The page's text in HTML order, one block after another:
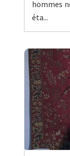
hommes
éta...